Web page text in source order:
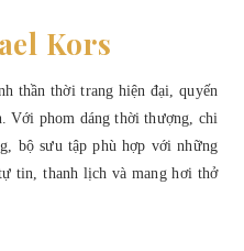
Kors
thần thời trang hiện đại, quyến
Với phom dáng thời thượng, chi
bộ sưu tập phù hợp với những
tin, thanh lịch và mang hơi thở